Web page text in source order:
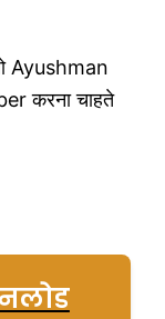
Ayushman
करना चाहते